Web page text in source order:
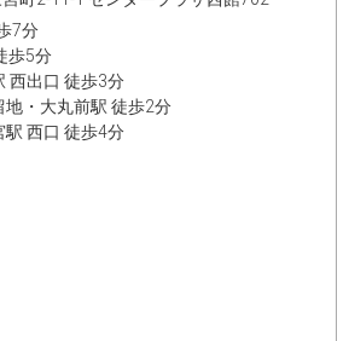
7分
歩5分
西出口 徒歩3分
地・大丸前駅 徒歩2分
駅 西口 徒歩4分